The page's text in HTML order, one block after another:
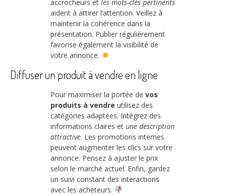
accrocheurs et les mots-clés pertinents
aident à attirer l’attention. Veillez à
maintenir la cohérence dans la
présentation. Publier régulièrement
favorise également la visibilité de
votre annonce.
Diffuser un produit à vendre en ligne
Pour maximiser la portée de vos
produits à vendre utilisez des
catégories adaptées. Intégrez des
informations claires et une description
attractive. Les promotions internes
peuvent augmenter les clics sur votre
annonce. Pensez à ajuster le prix
selon le marché actuel. Enfin, gardez
un suivi constant des interactions
avec les acheteurs.